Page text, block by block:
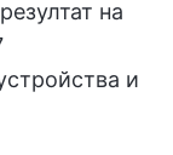
на
и